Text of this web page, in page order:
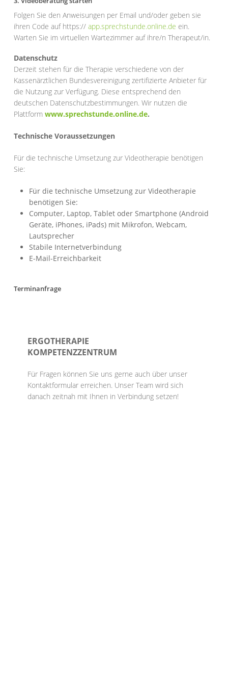
Folgen Sie den Anweisungen per Email und/oder geben sie
ihren Code auf https://app.sprechstunde.online.de ein.
Warten Sie im virtuellen Wartezimmer auf ihre/n Therapeut/in.
Datenschutz
Derzeit stehen für die Therapie verschiedene von der
Kassenärztlichen Bundesvereinigung zertifizierte Anbieter für
die Nutzung zur Verfügung. Diese entsprechend den
deutschen Datenschutzbestimmungen. Wir nutzen die
Plattform www.sprechstunde.online.de.
Technische Voraussetzungen
Für die technische Umsetzung zur Videotherapie benötigen
Sie:
Für die technische Umsetzung zur Videotherapie
benötigen Sie:
Computer, Laptop, Tablet oder Smartphone (Android
Geräte, iPhones, iPads) mit Mikrofon, Webcam,
Lautsprecher
Stabile Internetverbindung
E-Mail-Erreichbarkeit
Terminanfrage
ERGOTHERAPIE
KOMPETENZZENTRUM
Für Fragen können Sie uns gerne auch über unser
Kontaktformular erreichen. Unser Team wird sich
danach zeitnah mit Ihnen in Verbindung setzen!